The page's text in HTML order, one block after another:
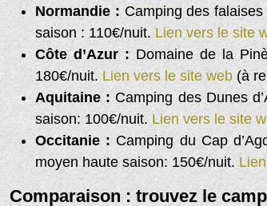
Normandie :Camping des
saison : 110€/nuit.Lien vers le site
Côte d’Azur :Domaine de la
180€/nuit.Lien vers le site web(à
Aquitaine :Camping des Dunes
saison: 100€/nuit.Lien vers le site
Occitanie :Camping du Cap
moyen haute saison: 150€/nuit.
Comparaison : trouvez le